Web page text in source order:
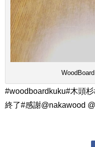
#woodboardkuku#木頭
終了#感謝@nakawood